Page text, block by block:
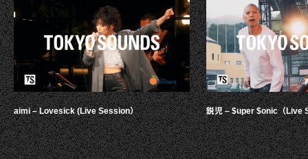
aimi – Lovesick (Live Session） 鋭児 – $uper $onic（Live